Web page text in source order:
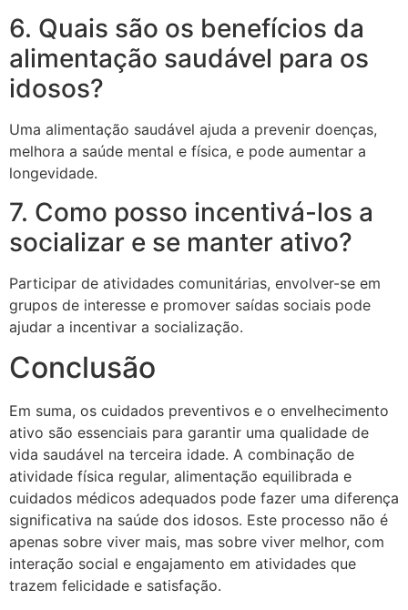
6. Quais são os benefícios da
alimentação saudável para os
idosos?
Uma alimentação saudável ajuda a prevenir doenças,
melhora a saúde mental e física, e pode aumentar a
longevidade.
7. Como posso incentivá-los a
socializar e se manter ativo?
Participar de atividades comunitárias, envolver-se em
grupos de interesse e promover saídas sociais pode
ajudar a incentivar a socialização.
Conclusão
Em suma, os cuidados preventivos e o envelhecimento
ativo são essenciais para garantir uma qualidade de
vida saudável na terceira idade. A combinação de
atividade física regular, alimentação equilibrada e
cuidados médicos adequados pode fazer uma diferença
significativa na saúde dos idosos. Este processo não é
apenas sobre viver mais, mas sobre viver melhor, com
interação social e engajamento em atividades que
trazem felicidade e satisfação.